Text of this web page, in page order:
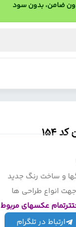
154
و ساخت رنگ جدید
انواع طراحی ها
عکسهای
ارتباط در تلگرام